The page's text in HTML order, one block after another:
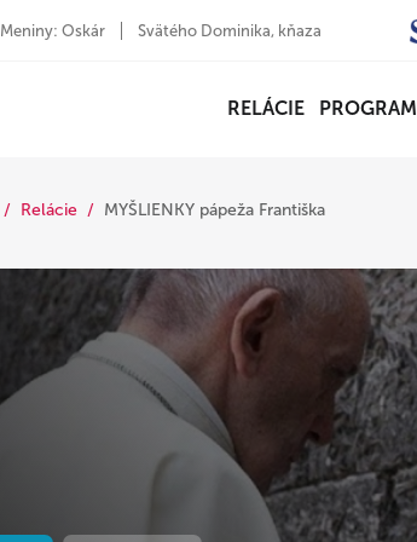
Meniny: Oskár Svätého Dominika, kňaza
RELÁCIE PROGRAM
Relácie MYŠLIENKY pápeža Františka